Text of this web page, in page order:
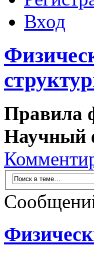
Вход
Правила
Научный